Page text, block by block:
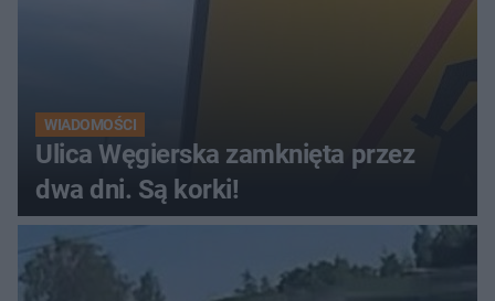
WIADOMOŚCI
Ulica Węgierska zamknięta przez
dwa dni. Są korki!